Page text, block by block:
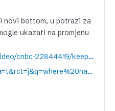
novi bottom, u potrazi za
ukazati na promjenu
http://finance.yahoo.com/video/cnbc-22844419/keeping-the-u-s-oil-supply-s-a-f-e-28967691.html;_ylt=AjoY9IsE3_IMD4kVJqvd0sCiuYdG;_ylu=X3oDMTJzdjU2cTViBG1pdANGUCBGaW5hbmNlIEZlYXR1cmVkIFZpZGVvcwRwa2cDMjg5Njc2OTEEcG9zAzIEc2VjA01lZGlhRmVhdHVyZWRDYXJvdXNlbE5ldHdvcmtBd2FyZQR2ZXID;_ylg=X3oDMTFvdnRqYzJoBGludGwDdXMEbGFuZwNlbi11cwRwc3RhaWQDBHBzdGNhdANob21lBHB0A3NlY3Rpb25zBHRlc3QD;_ylv=3
http://www.google.hr/url?sa=t&rct=j&q=where%20natural%20gas%20prices%202012-2013&source=web&cd=1&ved=0CDIQFjAA&url=http%3A%2F%2Fwww.energysolutionsinc.com%2Face-files%2Fanalysis%2FNat_Gas_Outlook_07_11_Exec_Sum.pdf&ei=lvGNT_S0C6Ge0QWawtnYDA&usg=AFQjCNHIhjTr-QeDr3ctkbFj4vkMYo-gAQ&cad=rja